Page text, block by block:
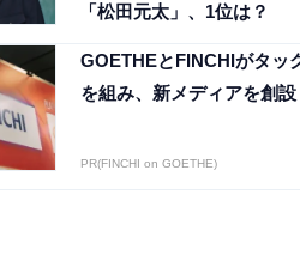
「松田元太」、1位は？
GOETHEとFINCHIがタッ
を組み、新メディアを創設
PR(FINCHI on GOETHE)